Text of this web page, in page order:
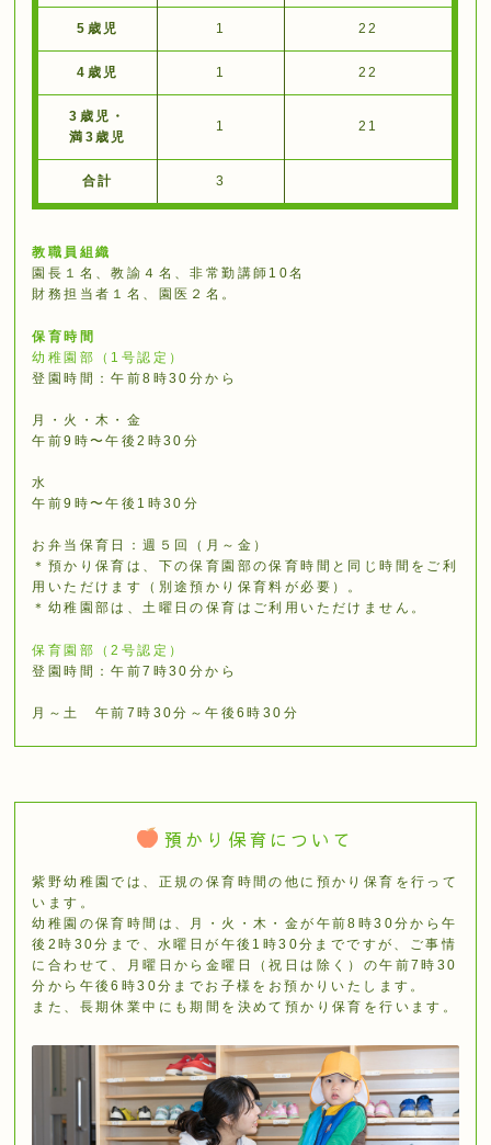
5歳児 1 22
4歳児 1 22
3歳児・
満3歳児
1 21
合計 3
教職員組織
園⻑１名、教諭４名、非常勤講師10名
財務担当者１名、園医２名。
保育時間
幼稚園部（1号認定）
登園時間：午前8時30分から
月・火・木・金
午前9時〜午後2時30分
水
午前9時〜午後1時30分
お弁当保育日：週５回（月～金）
＊預かり保育は、下の保育園部の保育時間と同じ時間をご利
用いただけます（別途預かり保育料が必要）。
＊幼稚園部は、土曜日の保育はご利用いただけません。
保育園部（2号認定）
登園時間：午前7時30分から
月～土 午前7時30分～午後6時30分
預かり保育について
紫野幼稚園では、正規の保育時間の他に預かり保育を⾏って
います。
幼稚園の保育時間は、月・火・木・金が午前8時30分から午
後2時30分まで、水曜日が午後1時30分までですが、ご事情
に合わせて、月曜日から金曜日（祝日は除く）の午前7時30
分から午後6時30分までお子様をお預かりいたします。
また、⻑期休業中にも期間を決めて預かり保育を⾏います。